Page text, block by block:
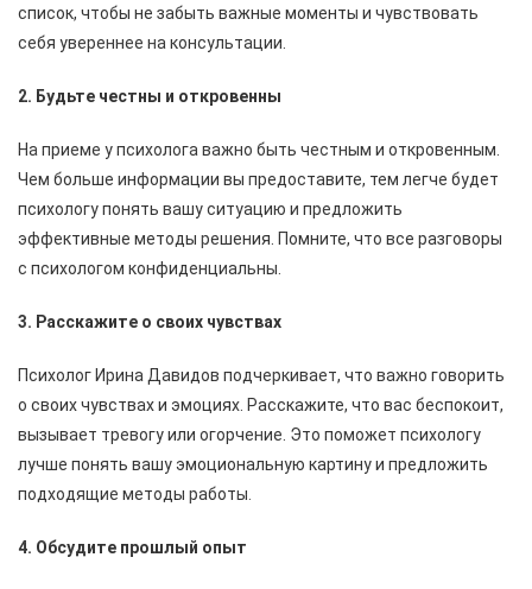
список, чтобы не забыть важные моменты и чувствовать
себя увереннее на консультации.
2. Будьте честны и откровенны
На приеме у психолога важно быть честным и откровенным.
Чем больше информации вы предоставите, тем легче будет
психологу понять вашу ситуацию и предложить
эффективные методы решения. Помните, что все разговоры
с психологом конфиденциальны.
3. Расскажите о своих чувствах
Психолог Ирина Давидов подчеркивает, что важно говорить
о своих чувствах и эмоциях. Расскажите, что вас беспокоит,
вызывает тревогу или огорчение. Это поможет психологу
лучше понять вашу эмоциональную картину и предложить
подходящие методы работы.
4. Обсудите прошлый опыт